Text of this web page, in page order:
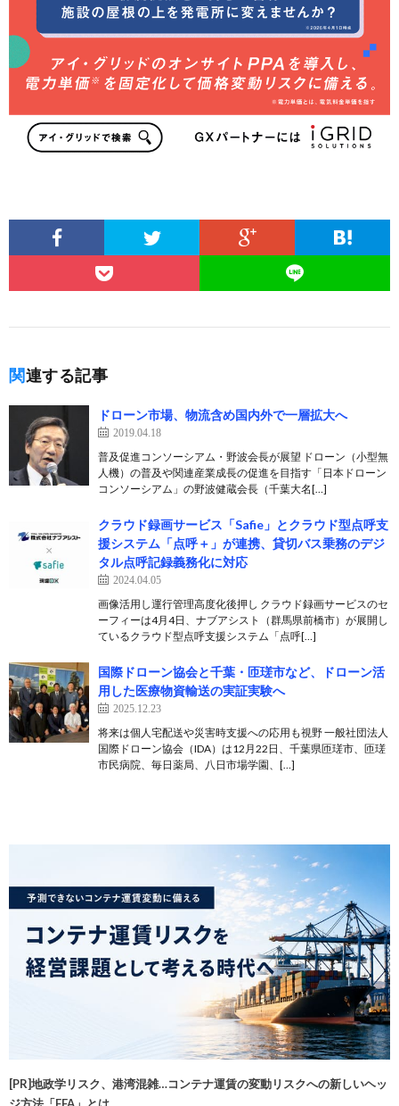
関連する記事
ドローン市場、物流含め国内外で一層拡大へ
2019.04.18
普及促進コンソーシアム・野波会長が展望 ドローン（小型無
人機）の普及や関連産業成長の促進を目指す「日本ドローン
コンソーシアム」の野波健蔵会長（千葉大名[…]
クラウド録画サービス「Safie」とクラウド型点呼支
援システム「点呼＋」が連携、貸切バス乗務のデジ
タル点呼記録義務化に対応
2024.04.05
画像活用し運行管理高度化後押し クラウド録画サービスのセ
ーフィーは4月4日、ナブアシスト（群馬県前橋市）が展開し
ているクラウド型点呼支援システム「点呼[…]
国際ドローン協会と千葉・匝瑳市など、ドローン活
用した医療物資輸送の実証実験へ
2025.12.23
将来は個人宅配送や災害時支援への応用も視野 一般社団法人
国際ドローン協会（IDA）は12月22日、千葉県匝瑳市、匝瑳
市民病院、毎日薬局、八日市場学園、[…]
[PR]地政学リスク、港湾混雑…コンテナ運賃の変動リスクへの新しいヘッ
ジ方法「FFA」とは